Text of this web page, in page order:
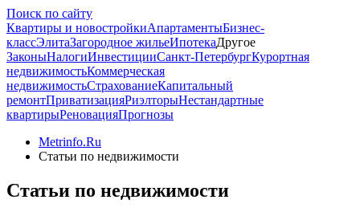
Поиск по сайту
Квартиры и новостройкиАпартаментыБизнес-
классЭлитаЗагородное жильеИпотекаДругое
ЗаконыНалогиИнвестицииСанкт-ПетербургКурортная
недвижимостьКоммерческая
недвижимостьСтрахованиеКапитальный
ремонтПриватизацияРиэлторыНестандартные
квартирыРеновацияПрогнозы
Metrinfo.Ru
Статьи по недвижимости
Статьи по недвижимости